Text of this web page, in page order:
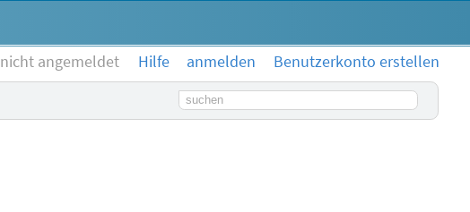
nicht angemeldet Hilfe anmelden
Benutzerkonto erstellen
Suchbegriff